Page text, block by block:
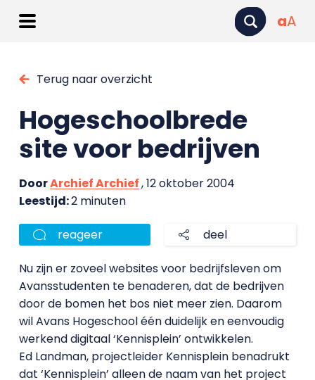
aA
Terug naar overzicht
Hogeschoolbrede
site voor bedrijven
DoorArchief Archief, 12 oktober 2004
Leestijd:2 minuten
reageer deel
Nu zijn er zoveel websites voor bedrijfsleven om
Avansstudenten te benaderen, dat de bedrijven
door de bomen het bos niet meer zien. Daarom
wil Avans Hogeschool één duidelijk en eenvoudig
werkend digitaal ‘Kennisplein’ ontwikkelen.
Ed Landman, projectleider Kennisplein benadrukt
dat ‘Kennisplein’ alleen de naam van het project